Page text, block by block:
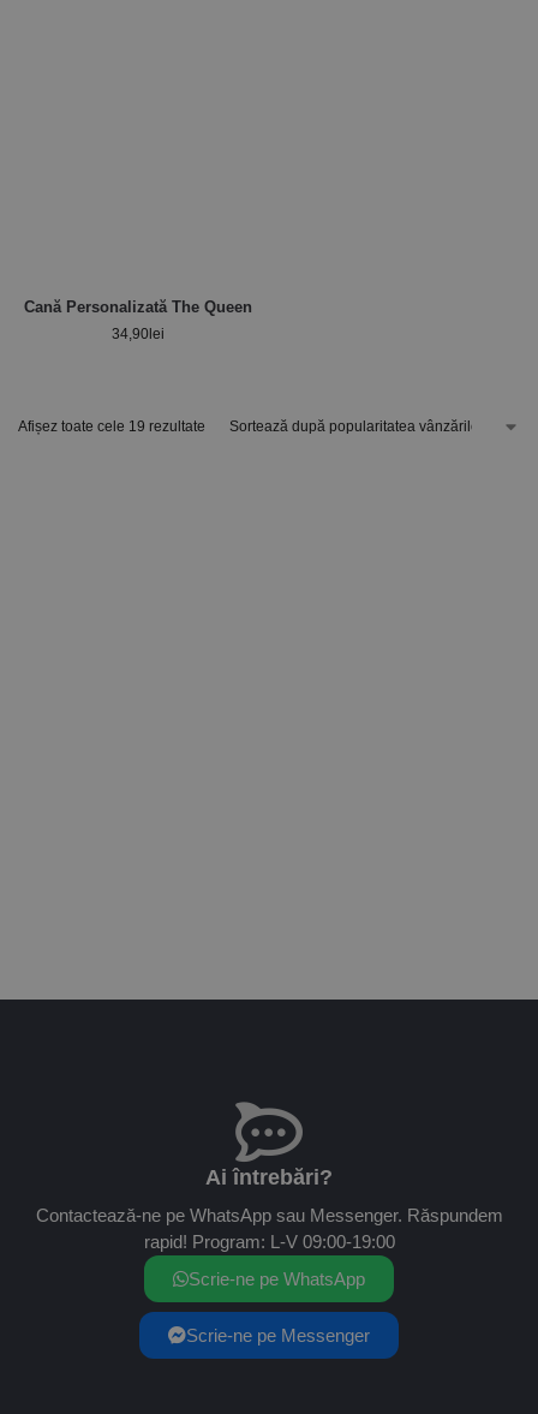
Cană Personalizată The Queen
34,90 lei
Afișez toate cele 19 rezultate
Ai întrebări?
Contactează-ne pe WhatsApp sau Messenger. Răspundem
rapid! Program: L-V 09:00-19:00
Scrie-ne pe WhatsApp
Scrie-ne pe Messenger